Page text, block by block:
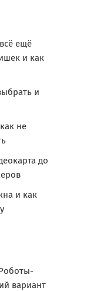
ещё
и как
и
не
до
и как
вариант